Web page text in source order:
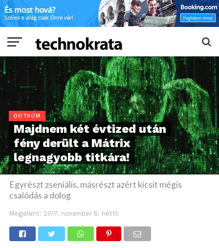
DOTKOM
Majdnem két évtized után
fény derült a Mátrix
legnagyobb titkára!
Egyrészt zseniális, másrészt azért kicsit mégis
csalódás a dolog
Megjelent: 2017. november 6. hétfő